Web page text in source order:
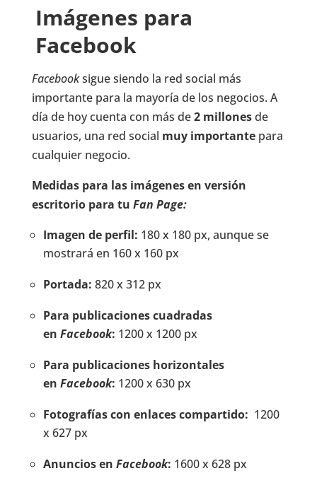
Imágenes para
Facebook
Facebooksigue siendo la red social más
importante para la mayoría de los negocios. A
día de hoy cuenta con más de2 millonesde
usuarios, una red social muy importantepara
cualquier negocio.
Medidas para las imágenes en versión
escritorio para tu Fan Page:
Imagen de perfil: 180 x 180 px, aunque se
mostrará en 160 x 160 px
Portada: 820 x 312 px
Para publicaciones cuadradas
en Facebook: 1200 x 1200 px
Para publicaciones horizontales
en Facebook: 1200 x 630 px
Fotografías con enlaces compartido: 1200
x 627 px
Anuncios en Facebook: 1600 x 628 px